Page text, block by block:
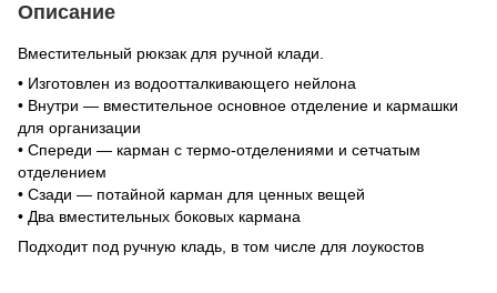
Описание
Вместительный рюкзак для ручной клади.
• Изготовлен из водоотталкивающего нейлона
• Внутри — вместительное основное отделение и кармашки
для организации
• Спереди — карман с термо-отделениями и сетчатым
отделением
• Сзади — потайной карман для ценных вещей
• Два вместительных боковых кармана
Подходит под ручную кладь, в том числе для лоукостов